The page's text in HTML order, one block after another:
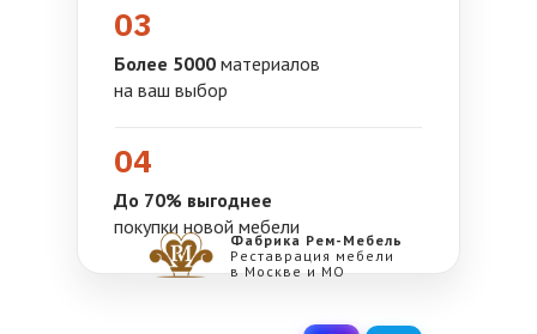
Более 5000 материалов
на ваш выбор
До 70% выгоднее
покупки новой мебели
03
04
Фабрика Рем-Мебель
Реставрация мебели
в Москве и МО